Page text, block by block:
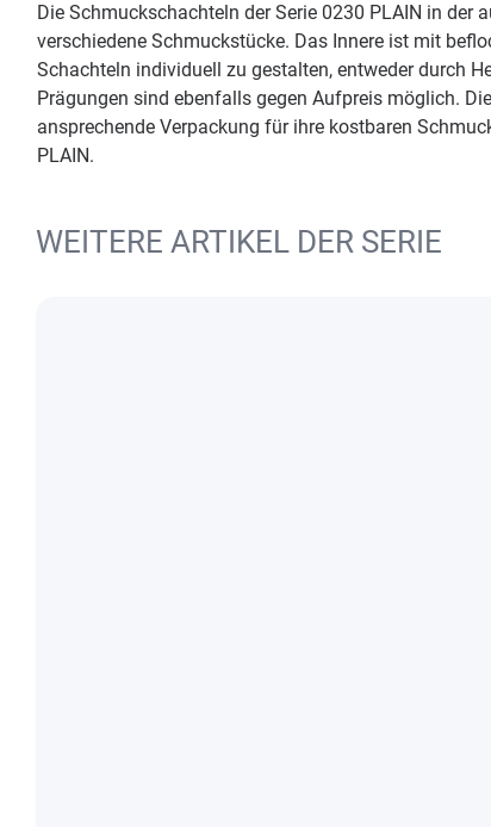
Die Schmuckschachteln der Serie 0230 PLAIN in
verschiedene Schmuckstücke. Das Innere ist mit
Schachteln individuell zu gestalten, entweder durch
Prägungen sind ebenfalls gegen Aufpreis möglich.
ansprechende Verpackung für ihre kostbaren
PLAIN.
WEITERE ARTIKEL DER SERIE